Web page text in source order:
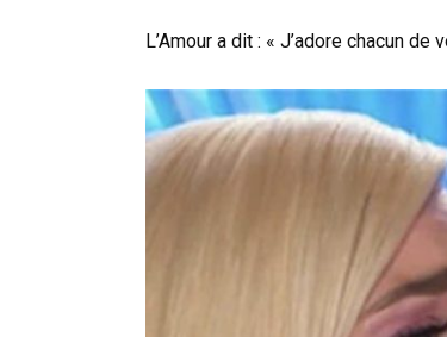
L’Amour a dit : « J’adore chacun